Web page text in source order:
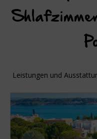
Leistungen und